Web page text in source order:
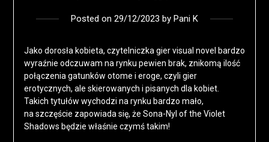
Posted on 29/12/2023 by Pani K
Jako dorosła kobieta, czytelniczka gier visual novel bardzo
wyraźnie odczuwam na rynku pewien brak, znikomą ilość
połączenia gatunków otome i eroge, czyli gier
erotycznych, ale skierowanych i pisanych dla kobiet.
Takich tytułów wychodzi na rynku bardzo mało,
na szczęście zapowiada się, że Sona-Nyl of the Violet
Shadows będzie właśnie czymś takim!